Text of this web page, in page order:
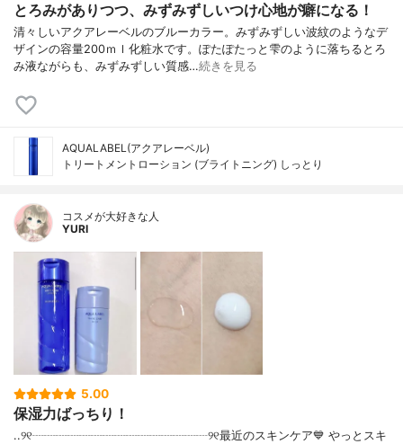
とろみがありつつ、みずみずしいつけ心地が癖になる！
清々しいアクアレーベルのブルーカラー。みずみずしい波紋のようなデ
ザインの容量200ｍｌ化粧水です。ぽたぽたっと雫のように落ちるとろ
み液ながらも、みずみずしい質感…続きを見る
AQUALABEL(アクアレーベル)
トリートメントローション (ブライトニング) しっとり
コスメが大好きな人
YURI
5.00
保湿力ばっちり！
..୨୧┈┈┈┈┈┈┈┈┈┈┈┈┈┈┈୨୧最近のスキンケア💙 やっとスキ